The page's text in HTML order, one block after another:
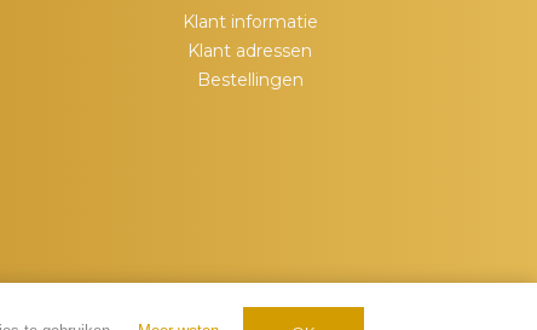
Klant informatie
Klant adressen
Bestellingen